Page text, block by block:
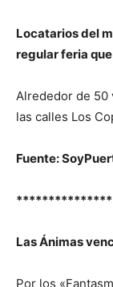
Locatarios del
regular feria
Alrededor de 50
las calles Los
Fuente:
Las Ánimas
Por los